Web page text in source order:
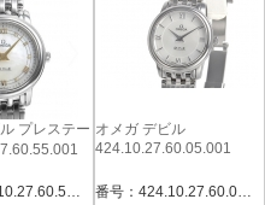
プレステー
番号：424.10.27.60.55.001
オメガ デビル
424.10.27.60.05.001
番号：424.10.27.60.05.001